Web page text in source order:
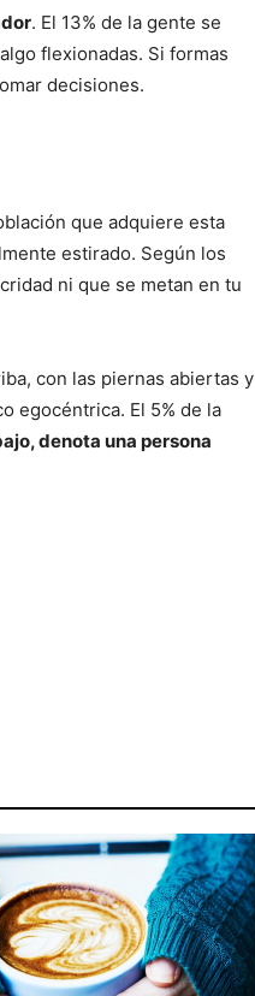
. El 13% de la gente se
flexionadas. Si formas
decisiones.
que adquiere esta
estirado. Según los
ni que se metan en tu
con las piernas abiertas y
egocéntrica. El 5% de la
denota una persona